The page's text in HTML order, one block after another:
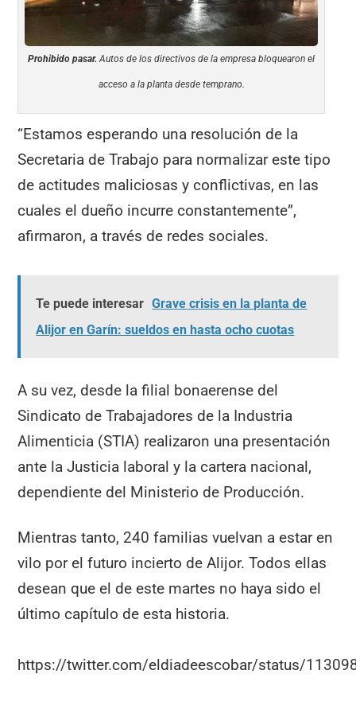
Prohibido pasar. Autos de los directivos de la empresa bloquearon el
acceso a la planta desde temprano.
“Estamos esperando una resolución de la
Secretaria de Trabajo para normalizar este tipo
de actitudes maliciosas y conflictivas, en las
cuales el dueño incurre constantemente”,
afirmaron, a través de redes sociales.
Te puede interesar Grave crisis en la planta de
Alijor en Garín: sueldos en hasta ocho cuotas
A su vez, desde la filial bonaerense del
Sindicato de Trabajadores de la Industria
Alimenticia (STIA) realizaron una presentación
ante la Justicia laboral y la cartera nacional,
dependiente del Ministerio de Producción.
Mientras tanto, 240 familias vuelvan a estar en
vilo por el futuro incierto de Alijor. Todos ellas
desean que el de este martes no haya sido el
último capítulo de esta historia.
https://twitter.com/eldiadeescobar/status/